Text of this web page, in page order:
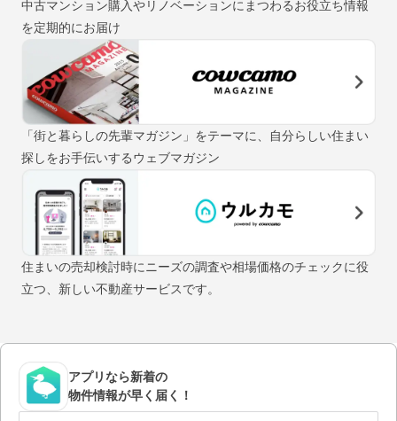
中古マンション購入やリノベーションにまつわるお役立ち情報
を定期的にお届け
「街と暮らしの先輩マガジン」をテーマに、自分らしい住まい
探しをお手伝いするウェブマガジン
住まいの売却検討時にニーズの調査や相場価格のチェックに役
立つ、新しい不動産サービスです。
アプリなら新着の
物件情報が早く届く！